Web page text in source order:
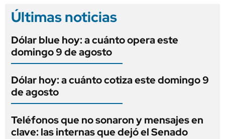
Últimas noticias
Dólar blue hoy: a cuánto opera este
domingo 9 de agosto
Dólar hoy: a cuánto cotiza este domingo 9
de agosto
Teléfonos que no sonaron y mensajes en
clave: las internas que dejó el Senado